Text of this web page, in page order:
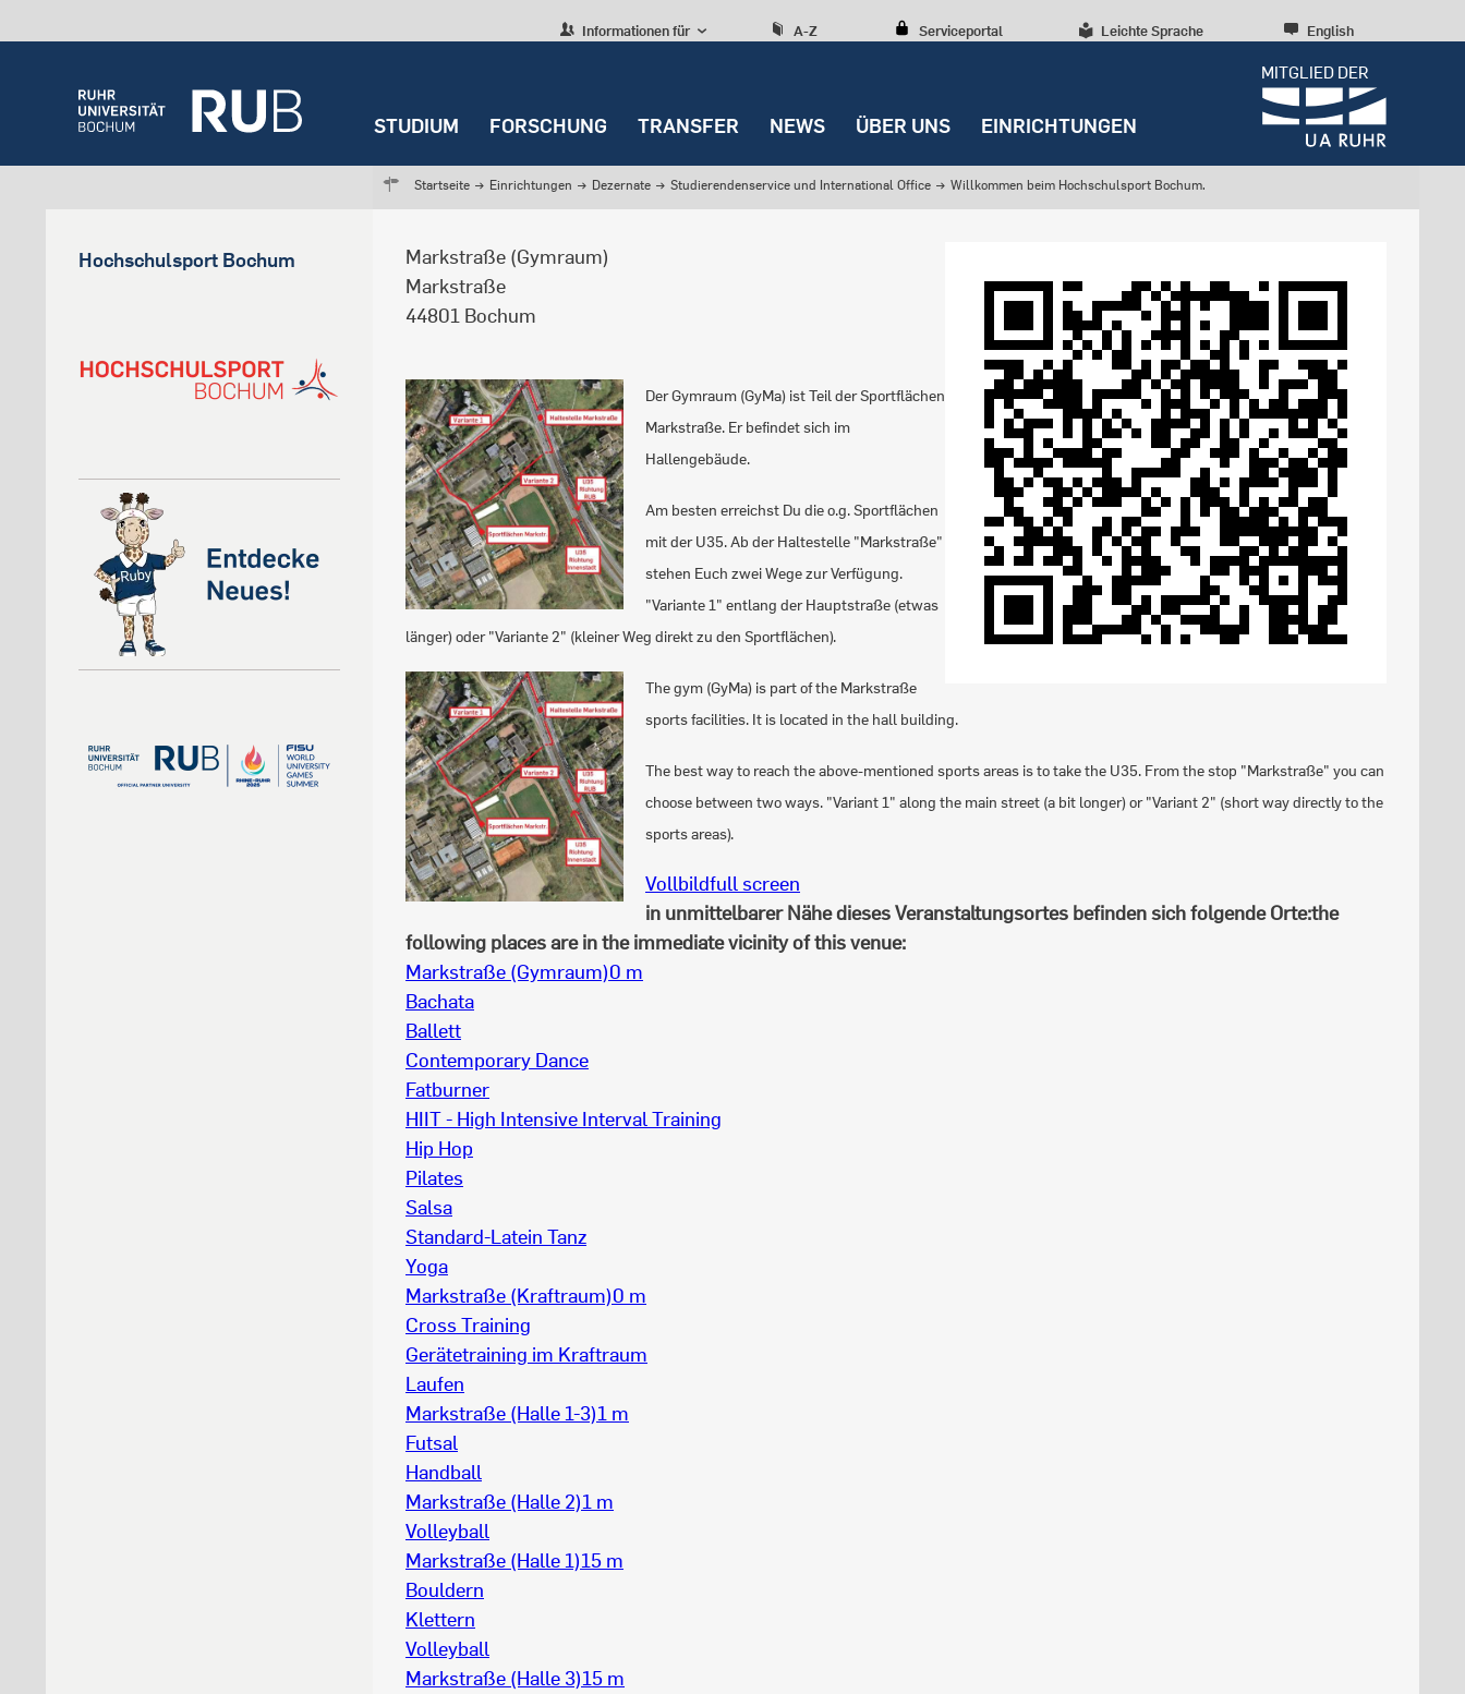
Informationen für A-Z Serviceportal Leichte Sprache English
STUDIUM FORSCHUNG TRANSFER NEWS ÜBER UNS EINRICHTUNGEN
MITGLIED DER
Startseite → Einrichtungen → Dezernate → Studierendenservice und International Office → Willkommen beim Hochschulsport Bochum.
Hochschulsport Bochum
Markstraße (Gymraum)
Markstraße
44801 Bochum
Der Gymraum (GyMa) ist Teil der Sportflächen
Markstraße. Er befindet sich im
Hallengebäude.
Am besten erreichst Du die o.g. Sportflächen
mit der U35. Ab der Haltestelle "Markstraße"
stehen Euch zwei Wege zur Verfügung.
"Variante 1" entlang der Hauptstraße (etwas
länger) oder "Variante 2" (kleiner Weg direkt zu den Sportflächen).
The gym (GyMa) is part of the Markstraße
sports facilities. It is located in the hall building.
The best way to reach the above-mentioned sports areas is to take the U35. From the stop "Markstraße" you can
choose between two ways. "Variant 1" along the main street (a bit longer) or "Variant 2" (short way directly to the
sports areas).
Vollbildfull screen
in unmittelbarer Nähe dieses Veranstaltungsortes befinden sich folgende Orte:the
following places are in the immediate vicinity of this venue:
Markstraße (Gymraum)0 m
Bachata
Ballett
Contemporary Dance
Fatburner
HIIT - High Intensive Interval Training
Hip Hop
Pilates
Salsa
Standard-Latein Tanz
Yoga
Markstraße (Kraftraum)0 m
Cross Training
Gerätetraining im Kraftraum
Laufen
Markstraße (Halle 1-3)1 m
Futsal
Handball
Markstraße (Halle 2)1 m
Volleyball
Markstraße (Halle 1)15 m
Bouldern
Klettern
Volleyball
Markstraße (Halle 3)15 m